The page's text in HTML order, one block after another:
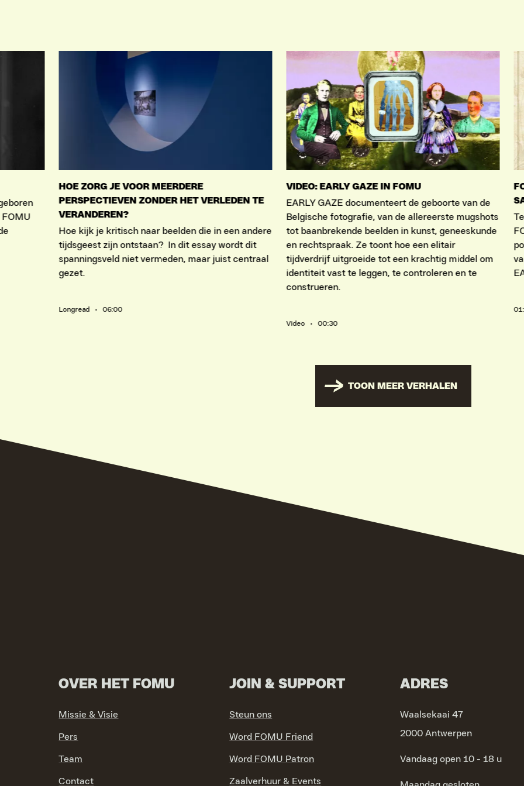
FOMU
HOE ZORG JE VOOR MEERDERE
PERSPECTIEVEN ZONDER HET VERLEDEN TE
VERANDEREN?
Hoe kijk je kritisch naar beelden die in een andere
tijdsgeest zijn ontstaan? In dit essay wordt dit
spanningsveld niet vermeden, maar juist centraal
gezet.
Longread • 06:00
VIDEO: EARLY GAZE IN FOMU
EARLY GAZE documenteert de geboorte van de
Belgische fotografie, van de allereerste mugshots
tot baanbrekende beelden in kunst, geneeskunde
en rechtspraak. Ze toont hoe een elitair
tijdverdrijf uitgroeide tot een krachtig middel om
identiteit vast te leggen, te controleren en te
construeren.
Video • 00:30
TOON MEER VERHALEN
OVER HET FOMU
Missie & Visie
Pers
Team
Contact
JOIN & SUPPORT
Steun ons
Word FOMU Friend
Word FOMU Patron
Zaalverhuur & Events
ADRES
Waalsekaai 47
2000 Antwerpen
Vandaag open 10 - 18 u